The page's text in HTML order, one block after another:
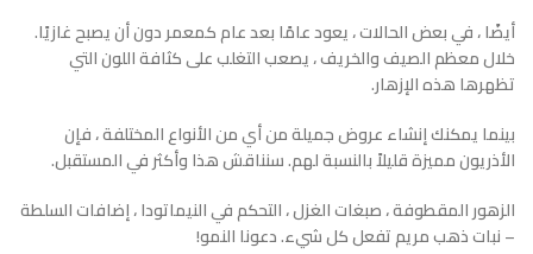
أيضًا ، في بعض الحالات ، يعود عامًا بعد عام كمعمر دون أن يصبح غازيًا.
خلال معظم الصيف والخريف ، يصعب التغلب على كثافة اللون التي
تظهرها هذه الإزهار.
بينما يمكنك إنشاء عروض جميلة من أي من الأنواع المختلفة ، فإن
الأذريون مميزة قليلاً بالنسبة لهم. سنناقش هذا وأكثر في المستقبل.
الزهور المقطوفة ، صبغات الغزل ، التحكم في النيماتودا ، إضافات السلطة
– نبات ذهب مريم تفعل كل شيء. دعونا النمو!